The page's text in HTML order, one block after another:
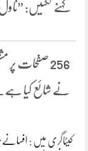
کہنے لگتیں:
256 صفحات پر
نے شائع کیا ہے.
کیٹاگری میں :